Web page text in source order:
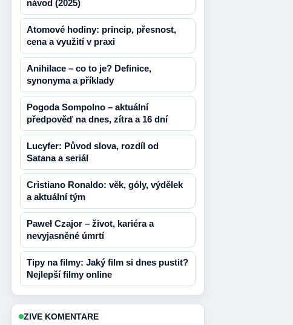
návod (2025)
Atomové hodiny: princip, přesnost,
cena a využití v praxi
Anihilace – co to je? Definice,
synonyma a příklady
Pogoda Sompolno – aktuální
předpověď na dnes, zítra a 16 dní
Lucyfer: Původ slova, rozdíl od
Satana a seriál
Cristiano Ronaldo: věk, góly, výdělek
a aktuální tým
Paweł Czajor – život, kariéra a
nevyjasněné úmrtí
Tipy na filmy: Jaký film si dnes pustit?
Nejlepší filmy online
ZIVE KOMENTARE